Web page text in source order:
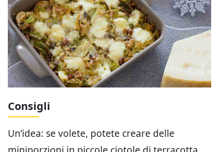
Consigli
Un’idea: se volete, potete creare delle